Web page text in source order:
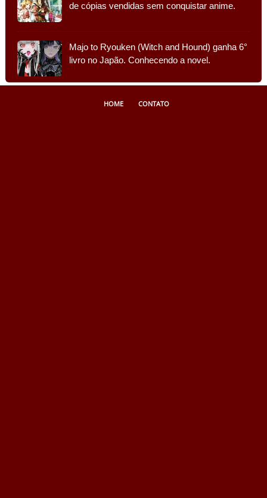
de cópias vendidas sem conquistar anime.
Majo to Ryouken (Witch and Hound) ganha 6°
livro no Japão. Conhecendo a novel.
HOME CONTATO